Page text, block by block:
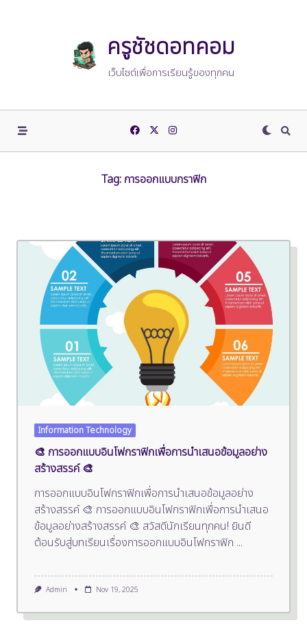
ครูชัชดอทคอม
เว็บไซต์เพื่อการเรียนรู้ของทุกคน
Tag: การออกแบบกราฟิก
Information Technology
🎨 การออกแบบอินโฟกราฟิกเพื่อการนำเสนอข้อมูลอย่าง
สร้างสรรค์ 🎨
การออกแบบอินโฟกราฟิกเพื่อการนำเสนอข้อมูลอย่าง
สร้างสรรค์ 🎨 การออกแบบอินโฟกราฟิกเพื่อการนำเสนอ
ข้อมูลอย่างสร้างสรรค์ 🎨 สวัสดีนักเรียนทุกคน! ยินดี
ต้อนรับสู่บทเรียนเรื่องการออกแบบอินโฟกราฟิก ...
Admin Nov 19, 2025